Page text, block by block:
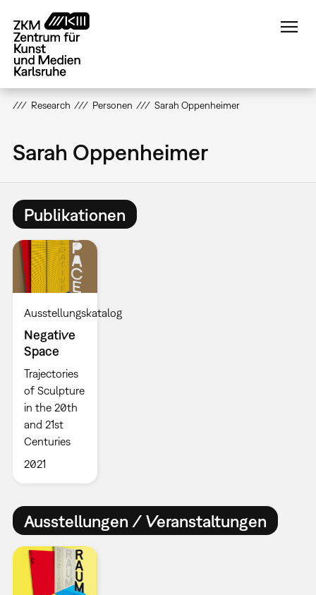
zum
Inhalt
Research Personen Sarah Oppenheimer
Sarah Oppenheimer
Publikationen
Ausstellungskatalog
Negative
Space
Trajectories
of Sculpture
in the 20th
and 21st
Centuries
2021
Ausstellungen / Veranstaltungen